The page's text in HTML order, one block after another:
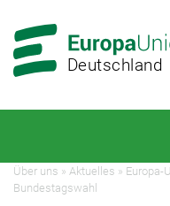
Hauptnavigation
Hauptbereich
Deutschland
Über uns » Aktuelles »
Bundestagswahl